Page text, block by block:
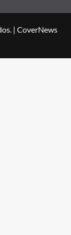
| CoverNews